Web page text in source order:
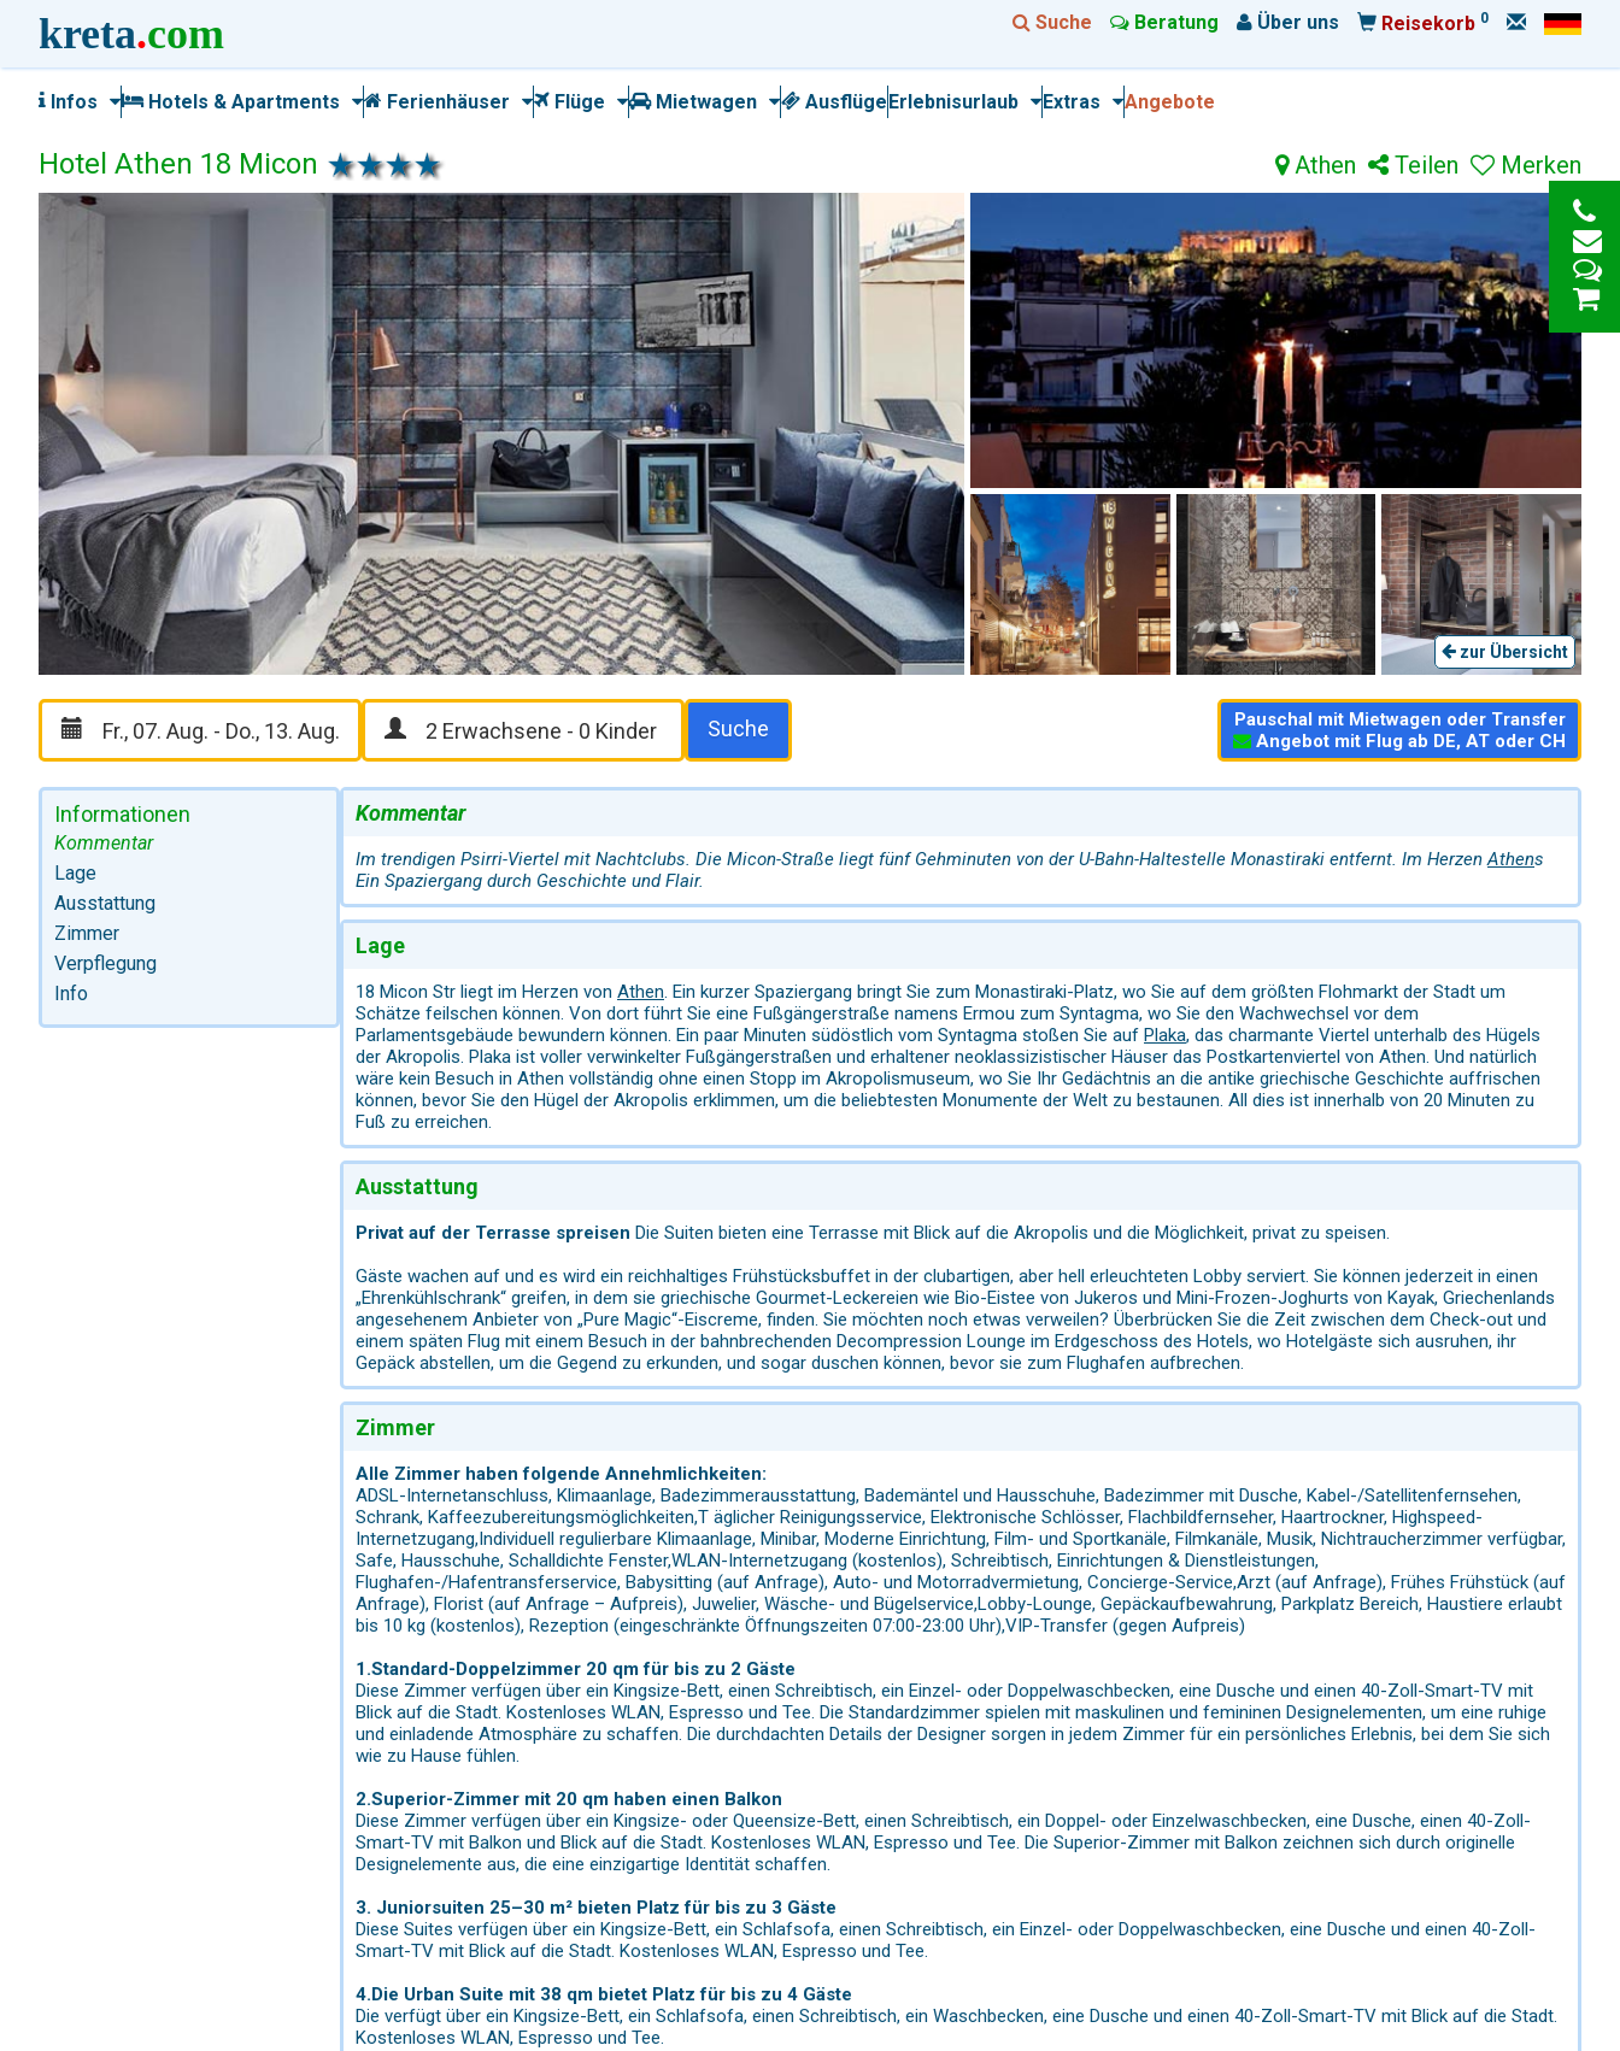
kreta.com Suche Beratung Über uns Reisekorb 0
Infos Hotels & Apartments Ferienhäuser Flüge Mietwagen AusflügeErlebnisurlaub Extras Angebote
Hotel Athen 18 Micon Merken
Teilen
Athen
zur Übersicht
Suche
Pauschal mit Mietwagen oder Transfer
Angebot mit Flug ab DE, AT oder CH
Informationen
Kommentar
Lage
Ausstattung
Zimmer
Verpflegung
Info
Kommentar
Im trendigen Psirri-Viertel mit Nachtclubs. Die Micon-Straße liegt fünf Gehminuten von der U-Bahn-Haltestelle Monastiraki entfernt. Im HerzenAthens
Ein Spaziergang durch Geschichte und Flair.
Lage
18 Micon Str liegt im Herzen von Athen. Ein kurzer Spaziergang bringt Sie zum Monastiraki-Platz, wo Sie auf dem größten Flohmarkt der Stadt um
Schätze feilschen können. Von dort führt Sie eine Fußgängerstraße namens Ermou zum Syntagma, wo Sie den Wachwechsel vor dem
Parlamentsgebäude bewundern können. Ein paar Minuten südöstlich vom Syntagma stoßen Sie auf Plaka, das charmante Viertel unterhalb des Hügels
der Akropolis. Plaka ist voller verwinkelter Fußgängerstraßen und erhaltener neoklassizistischer Häuser das Postkartenviertel von Athen. Und natürlich
wäre kein Besuch in Athen vollständig ohne einen Stopp im Akropolismuseum, wo Sie Ihr Gedächtnis an die antike griechische Geschichte auffrischen
können, bevor Sie den Hügel der Akropolis erklimmen, um die beliebtesten Monumente der Welt zu bestaunen. All dies ist innerhalb von 20 Minuten zu
Fuß zu erreichen.
Ausstattung
Privat auf der Terrasse spreisen Die Suiten bieten eine Terrasse mit Blick auf die Akropolis und die Möglichkeit, privat zu speisen.
Gäste wachen auf und es wird ein reichhaltiges Frühstücksbuffet in der clubartigen, aber hell erleuchteten Lobby serviert. Sie können jederzeit in einen
„Ehrenkühlschrank“ greifen, in dem sie griechische Gourmet-Leckereien wie Bio-Eistee von Jukeros und Mini-Frozen-Joghurts von Kayak, Griechenlands
angesehenem Anbieter von „Pure Magic“-Eiscreme, finden. Sie möchten noch etwas verweilen? Überbrücken Sie die Zeit zwischen dem Check-out und
einem späten Flug mit einem Besuch in der bahnbrechenden Decompression Lounge im Erdgeschoss des Hotels, wo Hotelgäste sich ausruhen, ihr
Gepäck abstellen, um die Gegend zu erkunden, und sogar duschen können, bevor sie zum Flughafen aufbrechen.
Zimmer
Alle Zimmer haben folgende Annehmlichkeiten:
ADSL-Internetanschluss, Klimaanlage, Badezimmerausstattung, Bademäntel und Hausschuhe, Badezimmer mit Dusche, Kabel-/Satellitenfernsehen,
Schrank, Kaffeezubereitungsmöglichkeiten,T äglicher Reinigungsservice, Elektronische Schlösser, Flachbildfernseher, Haartrockner, Highspeed-
Internetzugang,Individuell regulierbare Klimaanlage, Minibar, Moderne Einrichtung, Film- und Sportkanäle, Filmkanäle, Musik, Nichtraucherzimmer verfügbar,
Safe, Hausschuhe, Schalldichte Fenster,WLAN-Internetzugang (kostenlos), Schreibtisch, Einrichtungen & Dienstleistungen,
Flughafen-/Hafentransferservice, Babysitting (auf Anfrage), Auto- und Motorradvermietung, Concierge-Service,Arzt (auf Anfrage), Frühes Frühstück (auf
Anfrage), Florist (auf Anfrage – Aufpreis), Juwelier, Wäsche- und Bügelservice,Lobby-Lounge, Gepäckaufbewahrung, Parkplatz Bereich, Haustiere erlaubt
bis 10 kg (kostenlos), Rezeption (eingeschränkte Öffnungszeiten 07:00-23:00 Uhr),VIP-Transfer (gegen Aufpreis)
1.Standard-Doppelzimmer 20 qm für bis zu 2 Gäste
Diese Zimmer verfügen über ein Kingsize-Bett, einen Schreibtisch, ein Einzel- oder Doppelwaschbecken, eine Dusche und einen 40-Zoll-Smart-TV mit
Blick auf die Stadt. Kostenloses WLAN, Espresso und Tee. Die Standardzimmer spielen mit maskulinen und femininen Designelementen, um eine ruhige
und einladende Atmosphäre zu schaffen. Die durchdachten Details der Designer sorgen in jedem Zimmer für ein persönliches Erlebnis, bei dem Sie sich
wie zu Hause fühlen.
2.Superior-Zimmer mit 20 qm haben einen Balkon
Diese Zimmer verfügen über ein Kingsize- oder Queensize-Bett, einen Schreibtisch, ein Doppel- oder Einzelwaschbecken, eine Dusche, einen 40-Zoll-
Smart-TV mit Balkon und Blick auf die Stadt. Kostenloses WLAN, Espresso und Tee. Die Superior-Zimmer mit Balkon zeichnen sich durch originelle
Designelemente aus, die eine einzigartige Identität schaffen.
3. Juniorsuiten 25–30 m² bieten Platz für bis zu 3 Gäste
Diese Suites verfügen über ein Kingsize-Bett, ein Schlafsofa, einen Schreibtisch, ein Einzel- oder Doppelwaschbecken, eine Dusche und einen 40-Zoll-
Smart-TV mit Blick auf die Stadt. Kostenloses WLAN, Espresso und Tee.
4.Die Urban Suite mit 38 qm bietet Platz für bis zu 4 Gäste
Die verfügt über ein Kingsize-Bett, ein Schlafsofa, einen Schreibtisch, ein Waschbecken, eine Dusche und einen 40-Zoll-Smart-TV mit Blick auf die Stadt.
Kostenloses WLAN, Espresso und Tee.